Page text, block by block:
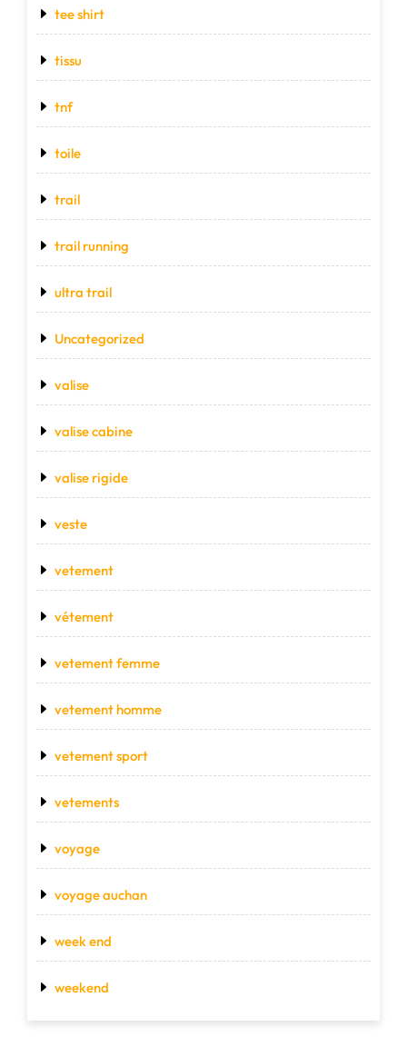
tee shirt
tissu
tnf
toile
trail
trail running
ultra trail
Uncategorized
valise
valise cabine
valise rigide
veste
vetement
vétement
vetement femme
vetement homme
vetement sport
vetements
voyage
voyage auchan
week end
weekend